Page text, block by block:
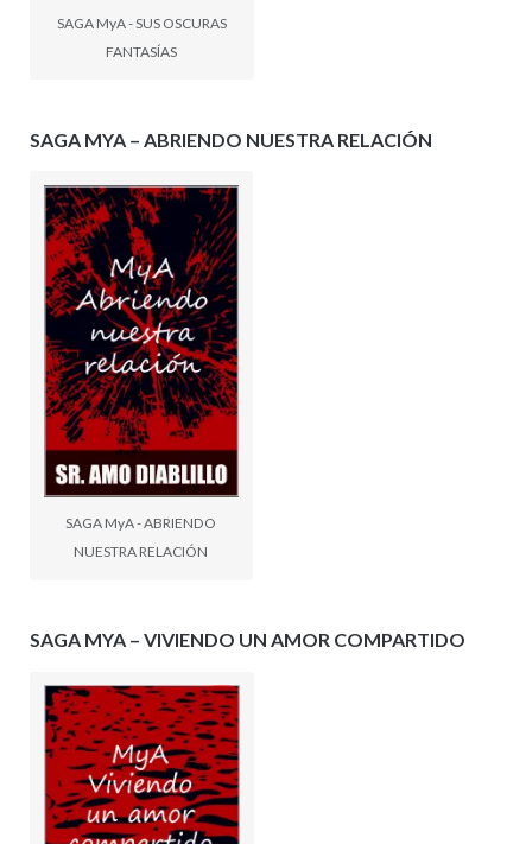
SAGA MyA - SUS OSCURAS
FANTASÍAS
SAGA MYA – ABRIENDO NUESTRA RELACIÓN
SAGA MyA - ABRIENDO
NUESTRA RELACIÓN
SAGA MYA – VIVIENDO UN AMOR COMPARTIDO